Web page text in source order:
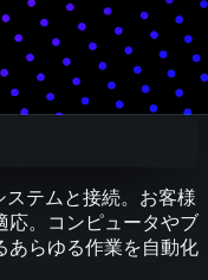
テムと接続。お客様
応。コンピュータやブ
あらゆる作業を自動化